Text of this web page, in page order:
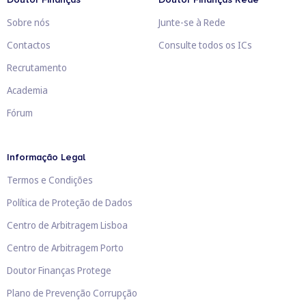
Sobre nós
Contactos
Recrutamento
Academia
Fórum
Junte-se à Rede
Consulte todos os ICs
Informação Legal
Termos e Condições
Política de Proteção de Dados
Centro de Arbitragem Lisboa
Centro de Arbitragem Porto
Doutor Finanças Protege
Plano de Prevenção Corrupção